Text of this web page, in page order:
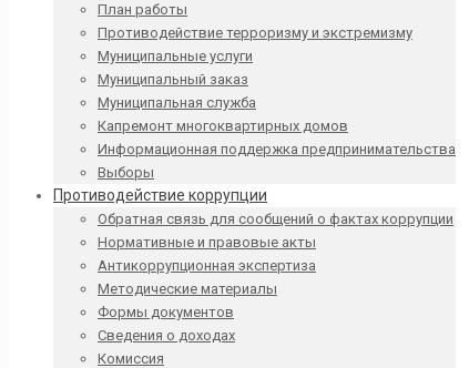
План работы
Противодействие терроризму и экстремизму
Муниципальные услуги
Муниципальный заказ
Муниципальная служба
Капремонт многоквартирных домов
Информационная поддержка предпринимательства
Выборы
Противодействие коррупции
Обратная связь для сообщений о фактах коррупции
Нормативные и правовые акты
Антикоррупционная экспертиза
Методические материалы
Формы документов
Сведения о доходах
Комиссия